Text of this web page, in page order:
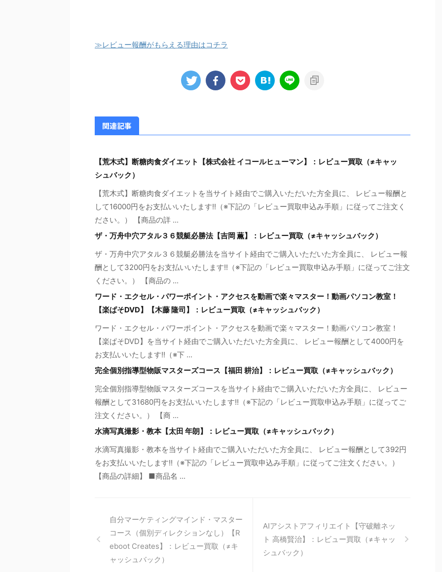
≫レビュー報酬がもらえる理由はコチラ
関連記事
【荒木式】断糖肉食ダイエット【株式会社 イコールヒューマン】：レビュー買取（≠キャッ
シュバック）
【荒木式】断糖肉食ダイエットを当サイト経由でご購入いただいた方全員に、 レビュー報酬と
して16000円をお支払いいたします!!（※下記の「レビュー買取申込み手順」に従ってご注文く
ださい。） 【商品の詳 ...
ザ・万舟中穴アタル３６競艇必勝法【吉岡 薫】：レビュー買取（≠キャッシュバック）
ザ・万舟中穴アタル３６競艇必勝法を当サイト経由でご購入いただいた方全員に、 レビュー報
酬として3200円をお支払いいたします!!（※下記の「レビュー買取申込み手順」に従ってご注文
ください。） 【商品の ...
ワード・エクセル・パワーポイント・アクセスを動画で楽々マスター！動画パソコン教室！
【楽ぱそDVD】【木藤 隆司】：レビュー買取（≠キャッシュバック）
ワード・エクセル・パワーポイント・アクセスを動画で楽々マスター！動画パソコン教室！
【楽ぱそDVD】を当サイト経由でご購入いただいた方全員に、 レビュー報酬として4000円を
お支払いいたします!!（※下 ...
完全個別指導型物販マスターズコース【福田 耕治】：レビュー買取（≠キャッシュバック）
完全個別指導型物販マスターズコースを当サイト経由でご購入いただいた方全員に、 レビュー
報酬として31680円をお支払いいたします!!（※下記の「レビュー買取申込み手順」に従ってご
注文ください。） 【商 ...
水滴写真撮影・教本【太田 年朗】：レビュー買取（≠キャッシュバック）
水滴写真撮影・教本を当サイト経由でご購入いただいた方全員に、 レビュー報酬として392円
をお支払いいたします!!（※下記の「レビュー買取申込み手順」に従ってご注文ください。）
【商品の詳細】 ■商品名 ...
自分マーケティングマインド・マスター
コース（個別ディレクションなし）【R
eboot Creates】：レビュー買取（≠キ
ャッシュバック）
AIアシストアフィリエイト【守破離ネッ
ト 高橋賢治】：レビュー買取（≠キャッ
シュバック）